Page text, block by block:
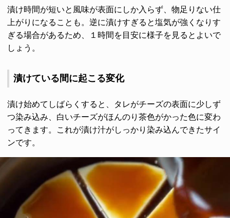
漬け時間が短いと風味が表面にしか入らず、物足りない仕
上がりになることも。逆に漬けすぎると塩気が強くなりす
ぎる場合があるため、１時間を目安に様子を見るとよいで
しょう。
漬けている間に起こる変化
漬け始めてしばらくすると、タレがチーズの表面に少しず
つ染み込み、白いチーズがほんのり茶色がかった色に変わ
ってきます。これが漬け汁がしっかり染み込んできたサイ
ンです。